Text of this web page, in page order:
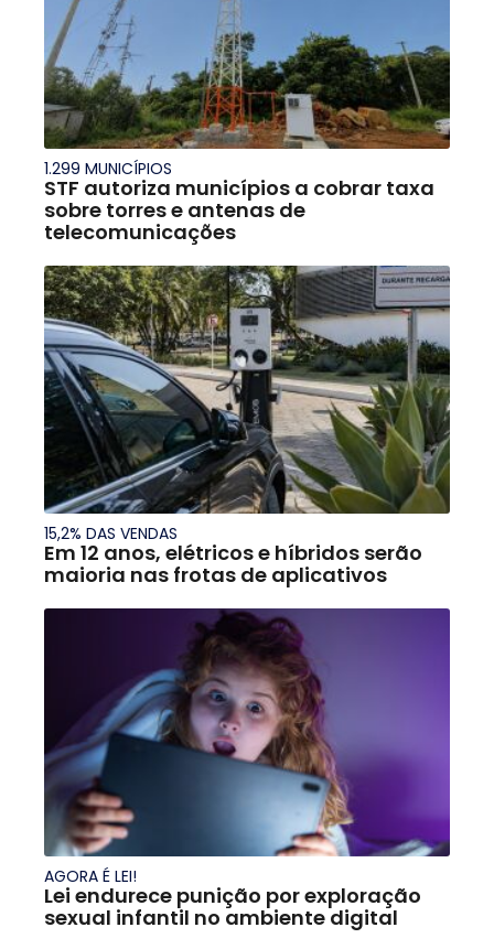
1.299 MUNICÍPIOS
STF autoriza municípios a cobrar taxa
sobre torres e antenas de
telecomunicações
15,2% DAS VENDAS
Em 12 anos, elétricos e híbridos serão
maioria nas frotas de aplicativos
AGORA É LEI!
Lei endurece punição por exploração
sexual infantil no ambiente digital